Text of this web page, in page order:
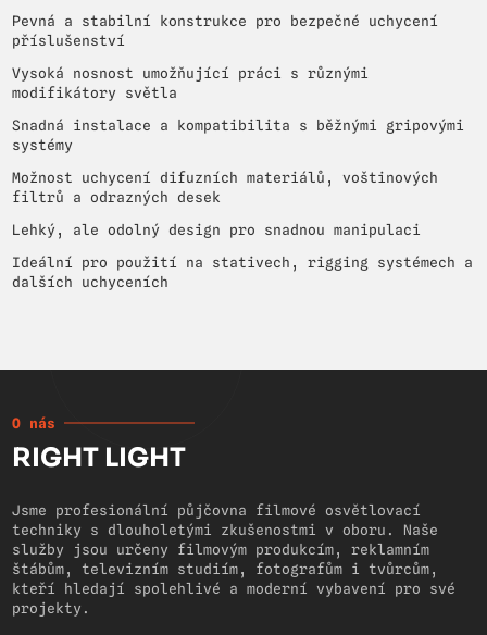
Pevná a stabilní konstrukce pro bezpečné uchycení
příslušenství
Vysoká nosnost umožňující práci s různými
modifikátory světla
Snadná instalace a kompatibilita s běžnými gripovými
systémy
Možnost uchycení difuzních materiálů, voštinových
filtrů a odrazných desek
Lehký, ale odolný design pro snadnou manipulaci
Ideální pro použití na stativech, rigging systémech a
dalších uchyceních
O nás
RIGHT LIGHT
Jsme profesionální půjčovna filmové osvětlovací
techniky s dlouholetými zkušenostmi v oboru. Naše
služby jsou určeny filmovým produkcím, reklamním
štábům, televizním studiím, fotografům i tvůrcům,
kteří hledají spolehlivé a moderní vybavení pro své
projekty.